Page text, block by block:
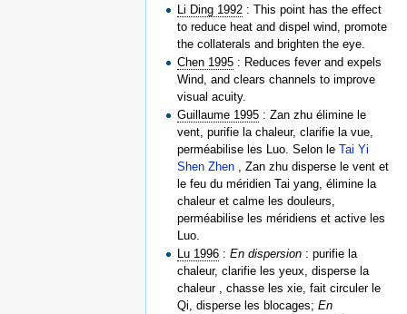
Li Ding 1992 : This point has the effect
to reduce heat and dispel wind, promote
the collaterals and brighten the eye.
Chen 1995 : Reduces fever and expels
Wind, and clears channels to improve
visual acuity.
Guillaume 1995 : Zan zhu élimine le
vent, purifie la chaleur, clarifie la vue,
perméabilise les Luo. Selon leTai Yi
Shen Zhen , Zan zhu disperse le vent et
le feu du méridien Tai yang, élimine la
chaleur et calme les douleurs,
perméabilise les méridiens et active les
Luo.
Lu 1996 :En dispersion : purifie la
chaleur, clarifie les yeux, disperse la
chaleur , chasse les xie, fait circuler le
Qi, disperse les blocages;En